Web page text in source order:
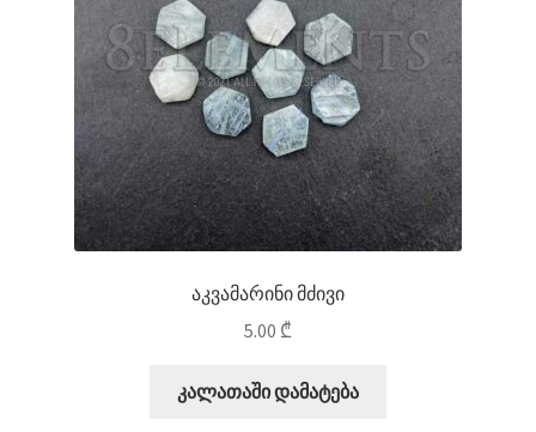
აკვამარინი მძივი
5.00 ₾
კალათაში დამატება